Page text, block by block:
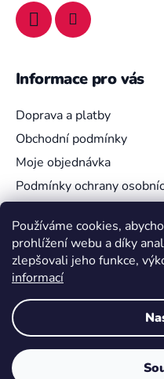
Používáme cookies,
prohlížení webu a díky
zlepšovali jeho funkce,
informací
Informace pro vás
Doprava a platby
Obchodní podmínky
Moje objednávka
Podmínky ochrany
Vyhledávání